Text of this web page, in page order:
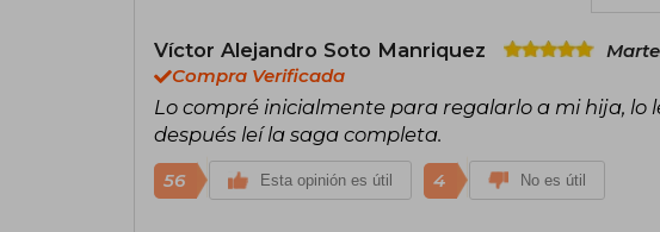
Víctor Alejandro Soto Manriquez
Compra Verificada
Lo compré inicialmente para regalarlo a mi hija, lo
después leí la saga completa.
56 Esta opinión es útil 4 No es útil